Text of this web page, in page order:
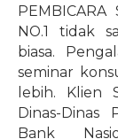
PEMBICARA
NO.1 tidak
biasa.
seminar
lebih. Klien
Dinas-Dinas
Bank